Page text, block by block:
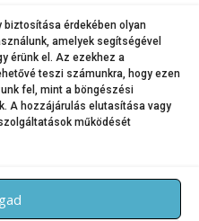
érdekében olyan
amelyek segítségével
érünk el. Az ezekhez a
teszi számunkra, hogy ezen
fel, mint a böngészési
A hozzájárulás elutasítása vagy
működését
külföldi publikációk száma
magyar és angol nyelvű doktori
mint hogy idén csaknem száz
érkezett, és nagy részük
doktori tanulmányait.